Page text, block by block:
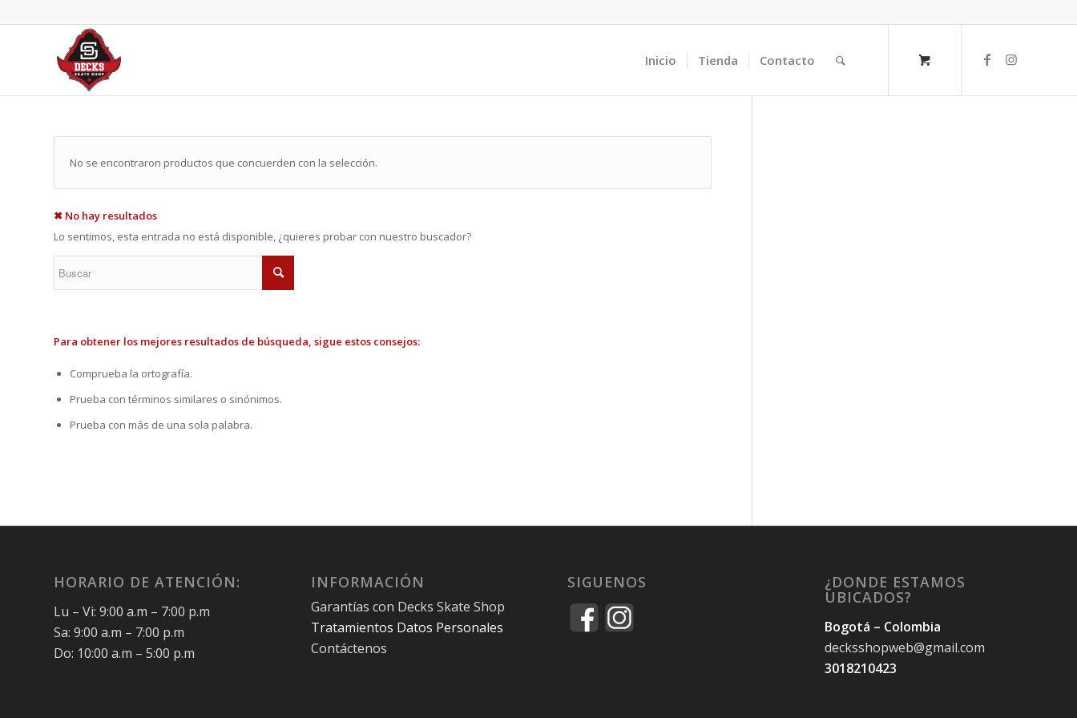
Inicio Tienda Contacto
No se encontraron productos que concuerden con la selección.
✖ No hay resultados
Lo sentimos, esta entrada no está disponible, ¿quieres probar con nuestro buscador?
Para obtener los mejores resultados de búsqueda, sigue estos consejos:
Comprueba la ortografía.
Prueba con términos similares o sinónimos.
Prueba con más de una sola palabra.
HORARIO DE ATENCIÓN:
Lu – Vi: 9:00 a.m – 7:00 p.m
Sa: 9:00 a.m – 7:00 p.m
Do: 10:00 a.m – 5:00 p.m
INFORMACIÓN
Garantías con Decks Skate Shop
Tratamientos Datos Personales
Contáctenos
SIGUENOS ¿DONDE ESTAMOS
UBICADOS?
Bogotá – Colombia
decksshopweb@gmail.com
3018210423